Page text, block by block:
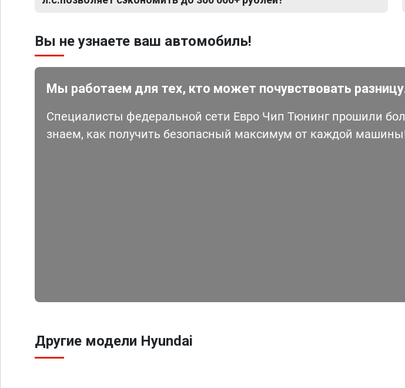
Вы не узнаете ваш автомобиль!
Мы работаем для тех, кто может почувствовать
Специалисты федеральной сети Евро Чип Тюнинг прошили
знаем, как получить безопасный максимум от каждой
Другие модели Hyundai